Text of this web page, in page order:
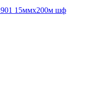
15ммх200м шф